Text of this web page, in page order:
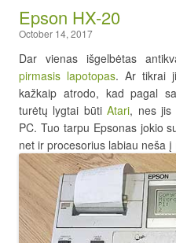
Epson HX-20
October 14, 2017
Dar vienas išgelbėtas
pirmasis lapotopas. Ar tikrai
kažkaip atrodo, kad pagal
turėtų lygtai būtiAtari, nes jis
PC. Tuo tarpu Epsonas jokio
net ir procesorius labiau neša į